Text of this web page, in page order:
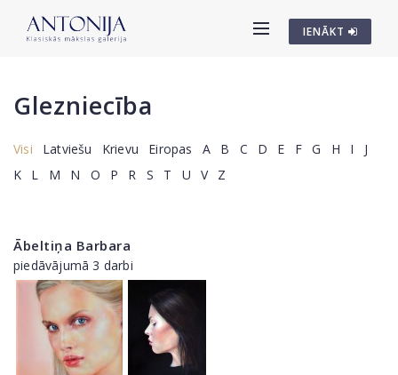
IENĀKT
Glezniecība
Visi Latviešu Krievu Eiropas A B C D E F G H I
J
K
L M N O P R S T U V Z
Ābeltiņa Barbara
piedāvājumā 3 darbi